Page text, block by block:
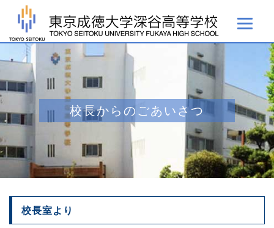
校長からのごあいさつ
校長室より